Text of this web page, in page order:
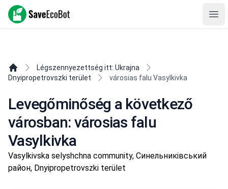
SaveEcoBot
Légszennyezettség itt: Ukrajna
Dnyipropetrovszki terület
városias falu Vasylkivka
Levegőminőség a következő
városban: városias falu
Vasylkivka
Vasylkivska selyshchna community, Синельниківський
район, Dnyipropetrovszki terület